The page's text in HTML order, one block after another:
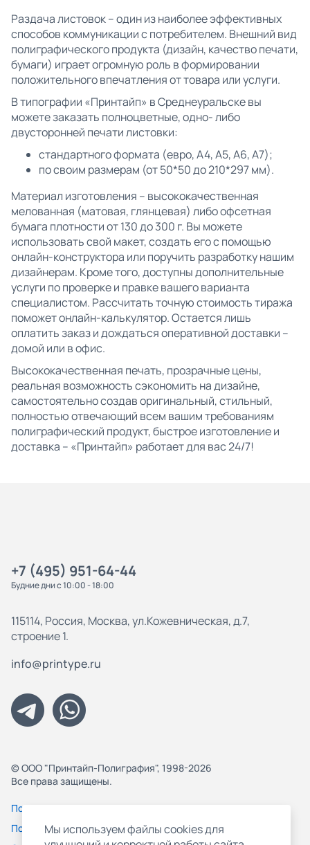
Раздача листовок – один из наиболее эффективных
способов коммуникации с потребителем. Внешний вид
полиграфического продукта (дизайн, качество печати,
бумаги) играет огромную роль в формировании
положительного впечатления от товара или услуги.
В типографии «Принтайп» в Среднеуральске вы
можете заказать полноцветные, одно- либо
двусторонней печати листовки:
стандартного формата (евро, А4, А5, А6, А7);
по своим размерам (от 50*50 до 210*297 мм).
Материал изготовления – высококачественная
мелованная (матовая, глянцевая) либо офсетная
бумага плотности от 130 до 300 г. Вы можете
использовать свой макет, создать его с помощью
онлайн-конструктора или поручить разработку нашим
дизайнерам. Кроме того, доступны дополнительные
услуги по проверке и правке вашего варианта
специалистом. Рассчитать точную стоимость тиража
поможет онлайн-калькулятор. Остается лишь
оплатить заказ и дождаться оперативной доставки –
домой или в офис.
Высококачественная печать, прозрачные цены,
реальная возможность сэкономить на дизайне,
самостоятельно создав оригинальный, стильный,
полностью отвечающий всем вашим требованиям
полиграфический продукт, быстрое изготовление и
доставка – «Принтайп» работает для вас 24/7!
+7 (495) 951-64-44
Будние дни с 10:00 - 18:00
115114, Россия, Москва, ул.Кожевническая, д.7,
строение 1.
info@printype.ru
© ООО "Принтайп-Полиграфия", 1998-2026
Все права защищены.
Политика конфиденциальности
Пользовательское соглашение
Мы используем файлы cookies для